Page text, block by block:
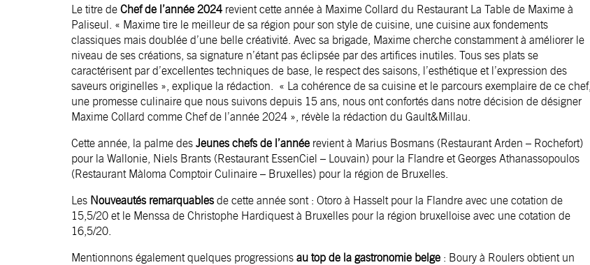
Le titre de Chef de l’année 2024 revient cette année à Maxime Collard du Restaurant La Table de Maxime à
Paliseul. « Maxime tire le meilleur de sa région pour son style de cuisine, une cuisine aux fondements
classiques mais doublée d’une belle créativité. Avec sa brigade, Maxime cherche constamment à améliorer le
niveau de ses créations, sa signature n’étant pas éclipsée par des artifices inutiles. Tous ses plats se
caractérisent par d’excellentes techniques de base, le respect des saisons, l’esthétique et l’expression des
saveurs originelles » , explique la rédaction. « La cohérence de sa cuisine et le parcours exemplaire de ce chef,
une promesse culinaire que nous suivons depuis 15 ans, nous ont confortés dans notre décision de désigner
Maxime Collard comme Chef de l’année 2024 », révèle la rédaction du Gault&Millau.
Cette année, la palme des Jeunes chefs de l’année revient à Marius Bosmans (Restaurant Arden – Rochefort)
pour la Wallonie, Niels Brants (Restaurant EssenCiel – Louvain) pour la Flandre et Georges Athanassopoulos
(Restaurant Màloma Comptoir Culinaire – Bruxelles) pour la région de Bruxelles.
Les Nouveautés remarquables de cette année sont : Otoro à Hasselt pour la Flandre avec une cotation de
15,5/20 et le Menssa de Christophe Hardiquestà Bruxelles pour la région bruxelloise avec une cotation de
16,5/20.
Mentionnons également quelques progressions au top de la gastronomie belge : Boury à Roulers obtient un